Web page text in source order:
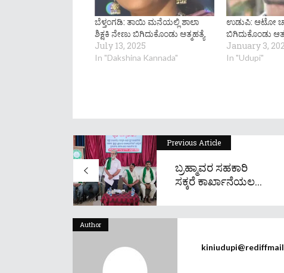
ಬೆಳ್ತಂಗಡಿ: ತಾಯಿ ಮನೆಯಲ್ಲಿ ಶಾಲಾ
ಶಿಕ್ಷಕಿ ನೇಣು ಬಿಗಿದುಕೊಂಡು ಆತ್ಮಹತ್ಯೆ
July 13, 2025
In "Dakshina Kannada"
ಉಡುಪಿ: ಆಟೋ
ಬಿಗಿದುಕೊಂಡು
January 3,
In "Udupi"
Previous Article
ಬ್ರಹ್ಮಾವರ ಸಹಕಾರಿ
ಸಕ್ಕರೆ ಕಾರ್ಖಾನೆಯಲ...
Author